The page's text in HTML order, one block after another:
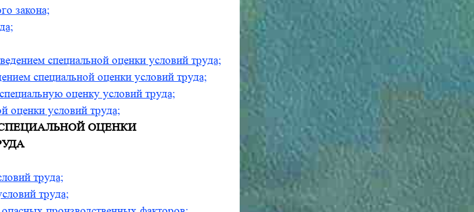
закона;
специальной оценки условий труда;
специальной оценки условий труда;
оценку условий труда;
оценки условий труда;
СПЕЦИАЛЬНОЙ ОЦЕНКИ
труда;
труда;